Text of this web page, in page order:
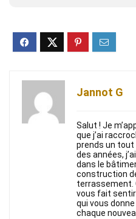
Jannot G
Salut ! Je
que j’ai
prends un tout
des années,
dans le
construction
terrassement.
vous fait
qui vous
chaque